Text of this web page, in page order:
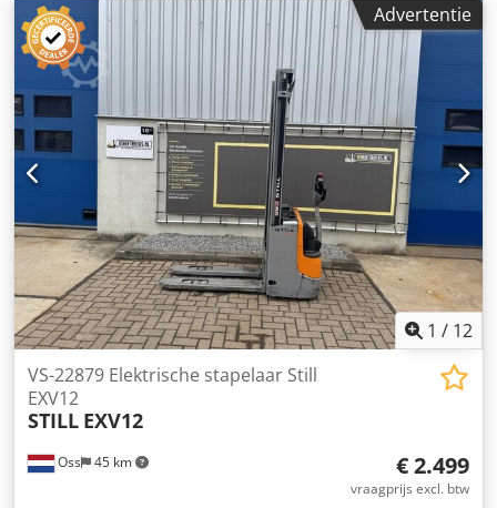
Advertentie
1 / 12
Oss 45 km
VS-22879 Elektrische stapelaar Still
EXV12
STILL EXV12
€ 2.499
vraagprijs excl. btw